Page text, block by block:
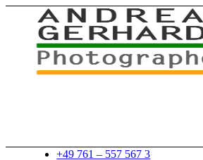
+49 761 – 557 567 3